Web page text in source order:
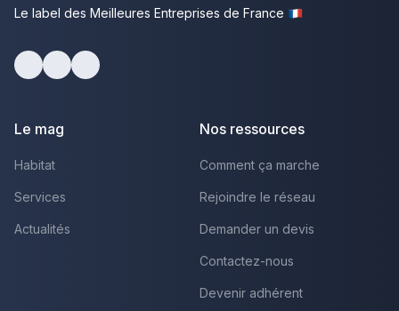
Le label des Meilleures Entreprises de France
Le mag
Habitat
Services
Actualités
Nos ressources
Comment ça marche
Rejoindre le réseau
Demander un devis
Contactez-nous
Devenir adhérent